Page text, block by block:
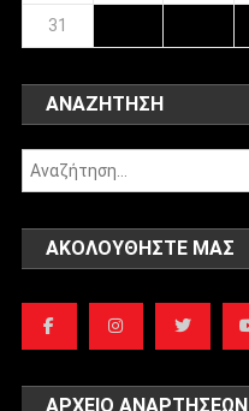
31
ΑΝΑΖΉΤΗΣΗ
ΑΚΟΛΟΥΘΉΣΤΕ ΜΑΣ
ΑΡΧΕΊΟ ΑΝΑΡΤΉΣΕΩΝ